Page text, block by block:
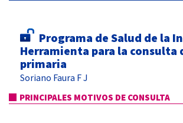
Programa de Salud de la
Herramienta para la consulta
primaria
Soriano Faura F J
PRINCIPALES MOTIVOS DE CONSULTA